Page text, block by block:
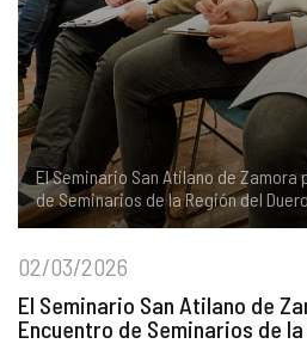
El Seminario San Atilano de
de Seminarios de la Región del Duero
02/03/2026
El Seminario San Atilano de
Encuentro de Seminarios de
PREGUNTAS FRECUENTES